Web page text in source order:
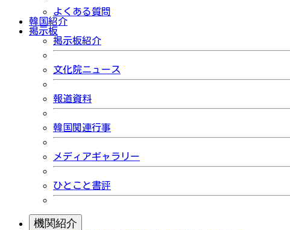
よくある質問
韓国紹介
掲示板
掲示板紹介
文化院ニュース
報道資料
韓国関連行事
メディアギャラリー
ひとこと書評
機関紹介